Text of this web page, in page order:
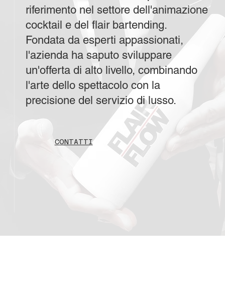
CONTATTI
riferimento nel settore dell'animazione
cocktail e del flair bartending.
Fondata da esperti appassionati,
l'azienda ha saputo sviluppare
un'offerta di alto livello, combinando
l'arte dello spettacolo con la
precisione del servizio di lusso.